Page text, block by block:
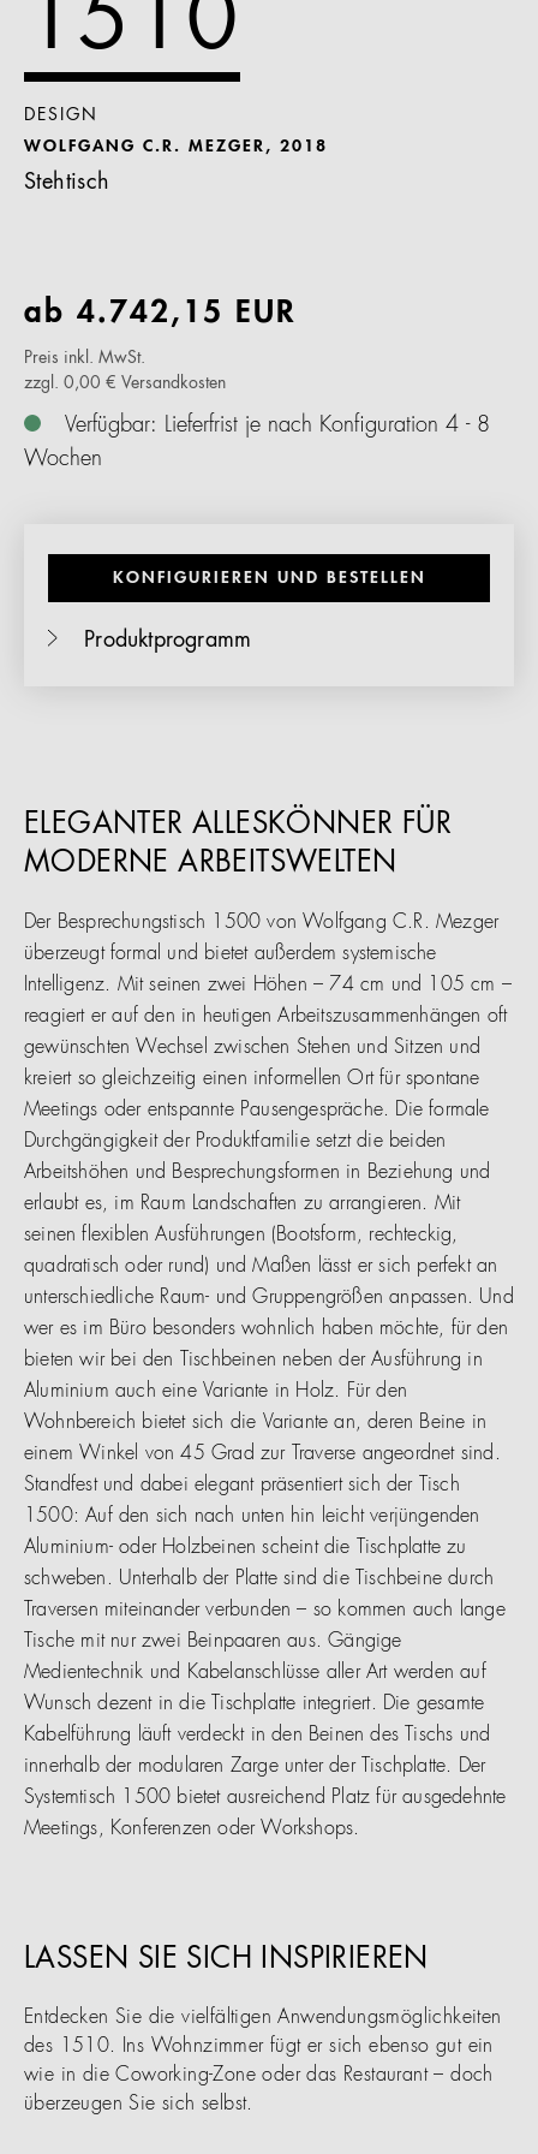
1510
DESIGN
WOLFGANG C.R. MEZGER, 2018
Stehtisch
ab 4.742,15 EUR
Preis inkl. MwSt.
zzgl. 0,00 € Versandkosten
Verfügbar: Lieferfrist je nach Konfiguration 4 - 8
Wochen
KONFIGURIEREN UND BESTELLEN
Produktprogramm
ELEGANTER ALLESKÖNNER FÜR
MODERNE ARBEITSWELTEN
Der Besprechungstisch 1500 von Wolfgang C.R. Mezger
überzeugt formal und bietet außerdem systemische
Intelligenz. Mit seinen zwei Höhen – 74 cm und 105 cm –
reagiert er auf den in heutigen Arbeitszusammenhängen oft
gewünschten Wechsel zwischen Stehen und Sitzen und
kreiert so gleichzeitig einen informellen Ort für spontane
Meetings oder entspannte Pausengespräche. Die formale
Durchgängigkeit der Produktfamilie setzt die beiden
Arbeitshöhen und Besprechungsformen in Beziehung und
erlaubt es, im Raum Landschaften zu arrangieren. Mit
seinen flexiblen Ausführungen (Bootsform, rechteckig,
quadratisch oder rund) und Maßen lässt er sich perfekt an
unterschiedliche Raum- und Gruppengrößen anpassen. Und
wer es im Büro besonders wohnlich haben möchte, für den
bieten wir bei den Tischbeinen neben der Ausführung in
Aluminium auch eine Variante in Holz. Für den
Wohnbereich bietet sich die Variante an, deren Beine in
einem Winkel von 45 Grad zur Traverse angeordnet sind.
Standfest und dabei elegant präsentiert sich der Tisch
1500: Auf den sich nach unten hin leicht verjüngenden
Aluminium- oder Holzbeinen scheint die Tischplatte zu
schweben. Unterhalb der Platte sind die Tischbeine durch
Traversen miteinander verbunden – so kommen auch lange
Tische mit nur zwei Beinpaaren aus. Gängige
Medientechnik und Kabelanschlüsse aller Art werden auf
Wunsch dezent in die Tischplatte integriert. Die gesamte
Kabelführung läuft verdeckt in den Beinen des Tischs und
innerhalb der modularen Zarge unter der Tischplatte. Der
Systemtisch 1500 bietet ausreichend Platz für ausgedehnte
Meetings, Konferenzen oder Workshops.
LASSEN SIE SICH INSPIRIEREN
Entdecken Sie die vielfältigen Anwendungsmöglichkeiten
des 1510. Ins Wohnzimmer fügt er sich ebenso gut ein
wie in die Coworking-Zone oder das Restaurant – doch
überzeugen Sie sich selbst.